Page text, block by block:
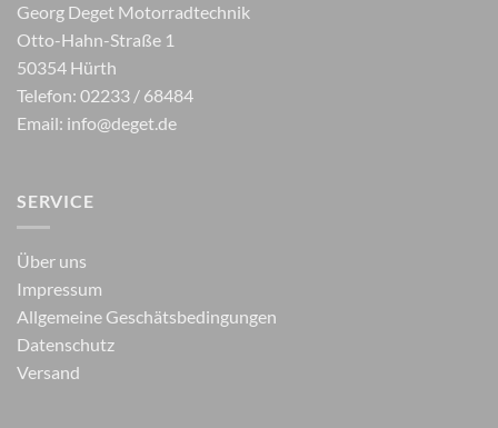
Georg Deget Motorradtechnik
Otto-Hahn-Straße 1
50354 Hürth
Telefon: 02233 / 68484
Email: info@deget.de
SERVICE
Über uns
Impressum
Allgemeine Geschätsbedingungen
Datenschutz
Versand